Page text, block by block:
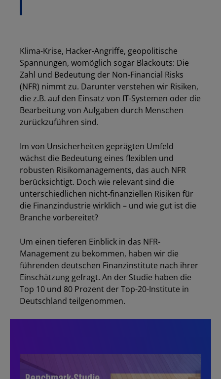
Klima-Krise, Hacker-Angriffe, geopolitische
Spannungen, womöglich sogar Blackouts: Die
Zahl und Bedeutung der Non-Financial Risks
(NFR) nimmt zu. Darunter verstehen wir Risiken,
die z.B. auf den Einsatz von IT-Systemen oder die
Bearbeitung von Aufgaben durch Menschen
zurückzuführen sind.
Im von Unsicherheiten geprägten Umfeld
wächst die Bedeutung eines flexiblen und
robusten Risikomanagements, das auch NFR
berücksichtigt. Doch wie relevant sind die
unterschiedlichen nicht-finanziellen Risiken für
die Finanzindustrie wirklich – und wie gut ist die
Branche vorbereitet?
Um einen tieferen Einblick in das NFR-
Management zu bekommen, haben wir die
führenden deutschen Finanzinstitute nach ihrer
Einschätzung gefragt. An der Studie haben die
Top 10 und 80 Prozent der Top-20-Institute in
Deutschland teilgenommen.